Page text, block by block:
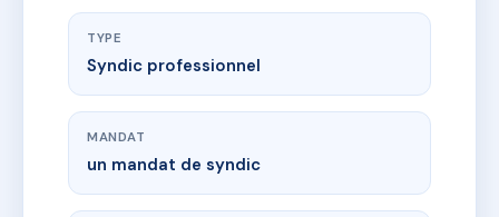
TYPE
Syndic professionnel
MANDAT
un mandat de syndic